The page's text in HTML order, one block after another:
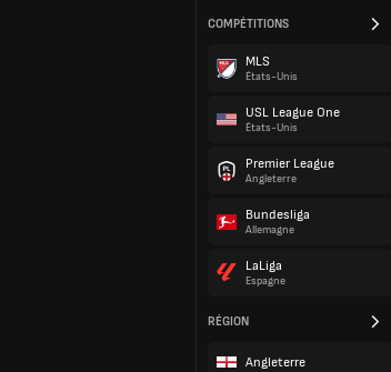
COMPÉTITIONS
MLS
États-Unis
USL League One
États-Unis
Premier League
Angleterre
Bundesliga
Allemagne
LaLiga
Espagne
RÉGION
Angleterre